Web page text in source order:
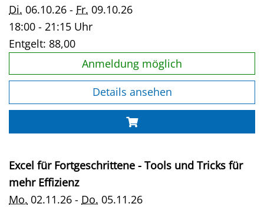
Di. 06.10.26 - Fr. 09.10.26
18:00 - 21:15 Uhr
Entgelt: 88,00
Anmeldung möglich
Details ansehen
Excel für Fortgeschrittene - Tools und Tricks für
mehr Effizienz
Mo. 02.11.26 - Do. 05.11.26